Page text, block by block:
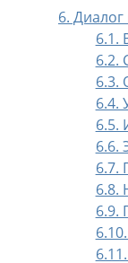
6.
6.1.
6.2.
6.3.
6.4.
6.5.
6.6.
6.7.
6.8.
6.9.